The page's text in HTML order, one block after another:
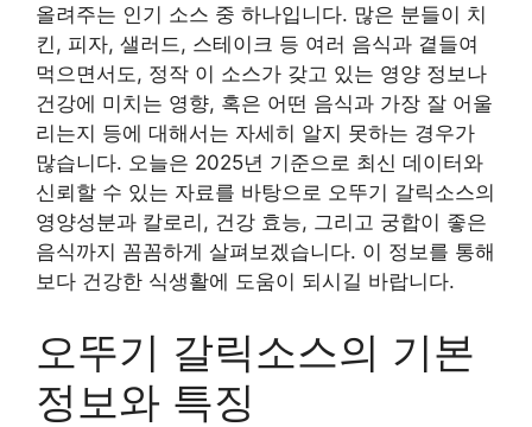
올려주는 인기 소스 중 하나입니다. 많은 분들이 치
킨, 피자, 샐러드, 스테이크 등 여러 음식과 곁들여
먹으면서도, 정작 이 소스가 갖고 있는 영양 정보나
건강에 미치는 영향, 혹은 어떤 음식과 가장 잘 어울
리는지 등에 대해서는 자세히 알지 못하는 경우가
많습니다. 오늘은 2025년 기준으로 최신 데이터와
신뢰할 수 있는 자료를 바탕으로 오뚜기 갈릭소스의
영양성분과 칼로리, 건강 효능, 그리고 궁합이 좋은
음식까지 꼼꼼하게 살펴보겠습니다. 이 정보를 통해
보다 건강한 식생활에 도움이 되시길 바랍니다.
오뚜기 갈릭소스의 기본
정보와 특징